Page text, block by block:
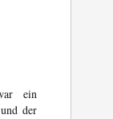
ein
der